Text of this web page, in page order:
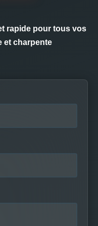
rapide pour tous vos
et charpente